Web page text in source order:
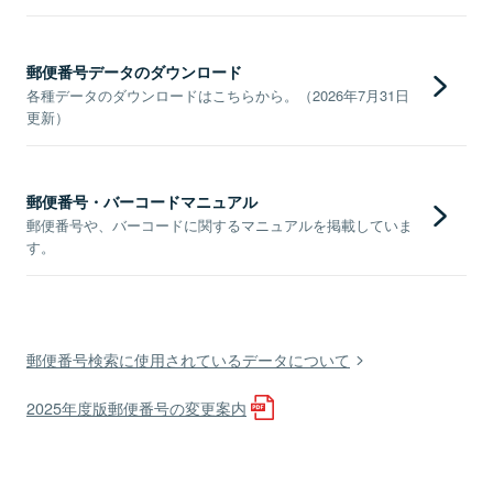
郵便番号データのダウンロード
各種データのダウンロードはこちらから。（2026年7月31日
更新）
郵便番号・バーコードマニュアル
郵便番号や、バーコードに関するマニュアルを掲載していま
す。
郵便番号検索に使用されているデータについて
2025年度版郵便番号の変更案内